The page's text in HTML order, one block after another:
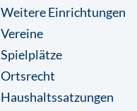
Weitere Einrichtungen
Vereine
Spielplätze
Ortsrecht
Haushaltssatzungen